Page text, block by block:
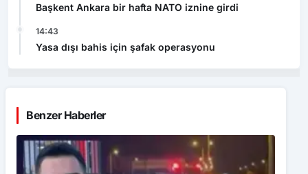
Başkent Ankara bir hafta NATO iznine girdi
14:43
Yasa dışı bahis için şafak operasyonu
Benzer Haberler